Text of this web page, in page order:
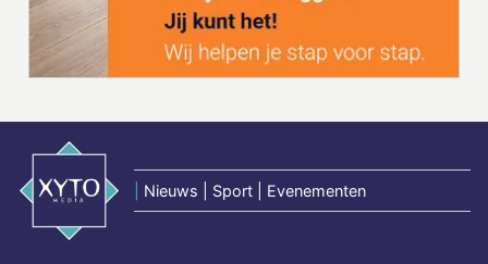
Nieuws | Sport | Evenementen